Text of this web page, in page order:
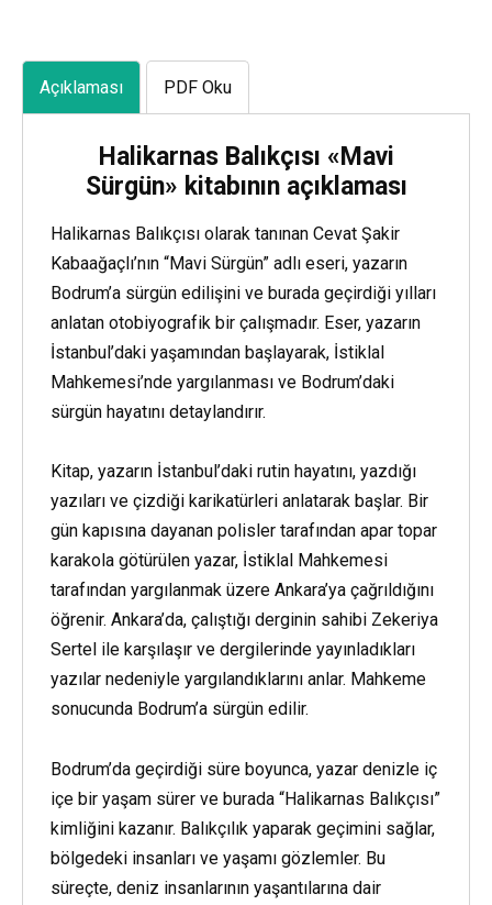
Açıklaması PDF Oku
Halikarnas Balıkçısı «Mavi
Sürgün» kitabının açıklaması
Halikarnas Balıkçısı olarak tanınan Cevat Şakir
Kabaağaçlı’nın “Mavi Sürgün” adlı eseri, yazarın
Bodrum’a sürgün edilişini ve burada geçirdiği yılları
anlatan otobiyografik bir çalışmadır. Eser, yazarın
İstanbul’daki yaşamından başlayarak, İstiklal
Mahkemesi’nde yargılanması ve Bodrum’daki
sürgün hayatını detaylandırır.
Kitap, yazarın İstanbul’daki rutin hayatını, yazdığı
yazıları ve çizdiği karikatürleri anlatarak başlar. Bir
gün kapısına dayanan polisler tarafından apar topar
karakola götürülen yazar, İstiklal Mahkemesi
tarafından yargılanmak üzere Ankara’ya çağrıldığını
öğrenir. Ankara’da, çalıştığı derginin sahibi Zekeriya
Sertel ile karşılaşır ve dergilerinde yayınladıkları
yazılar nedeniyle yargılandıklarını anlar. Mahkeme
sonucunda Bodrum’a sürgün edilir.
Bodrum’da geçirdiği süre boyunca, yazar denizle iç
içe bir yaşam sürer ve burada “Halikarnas Balıkçısı”
kimliğini kazanır. Balıkçılık yaparak geçimini sağlar,
bölgedeki insanları ve yaşamı gözlemler. Bu
süreçte, deniz insanlarının yaşantılarına dair